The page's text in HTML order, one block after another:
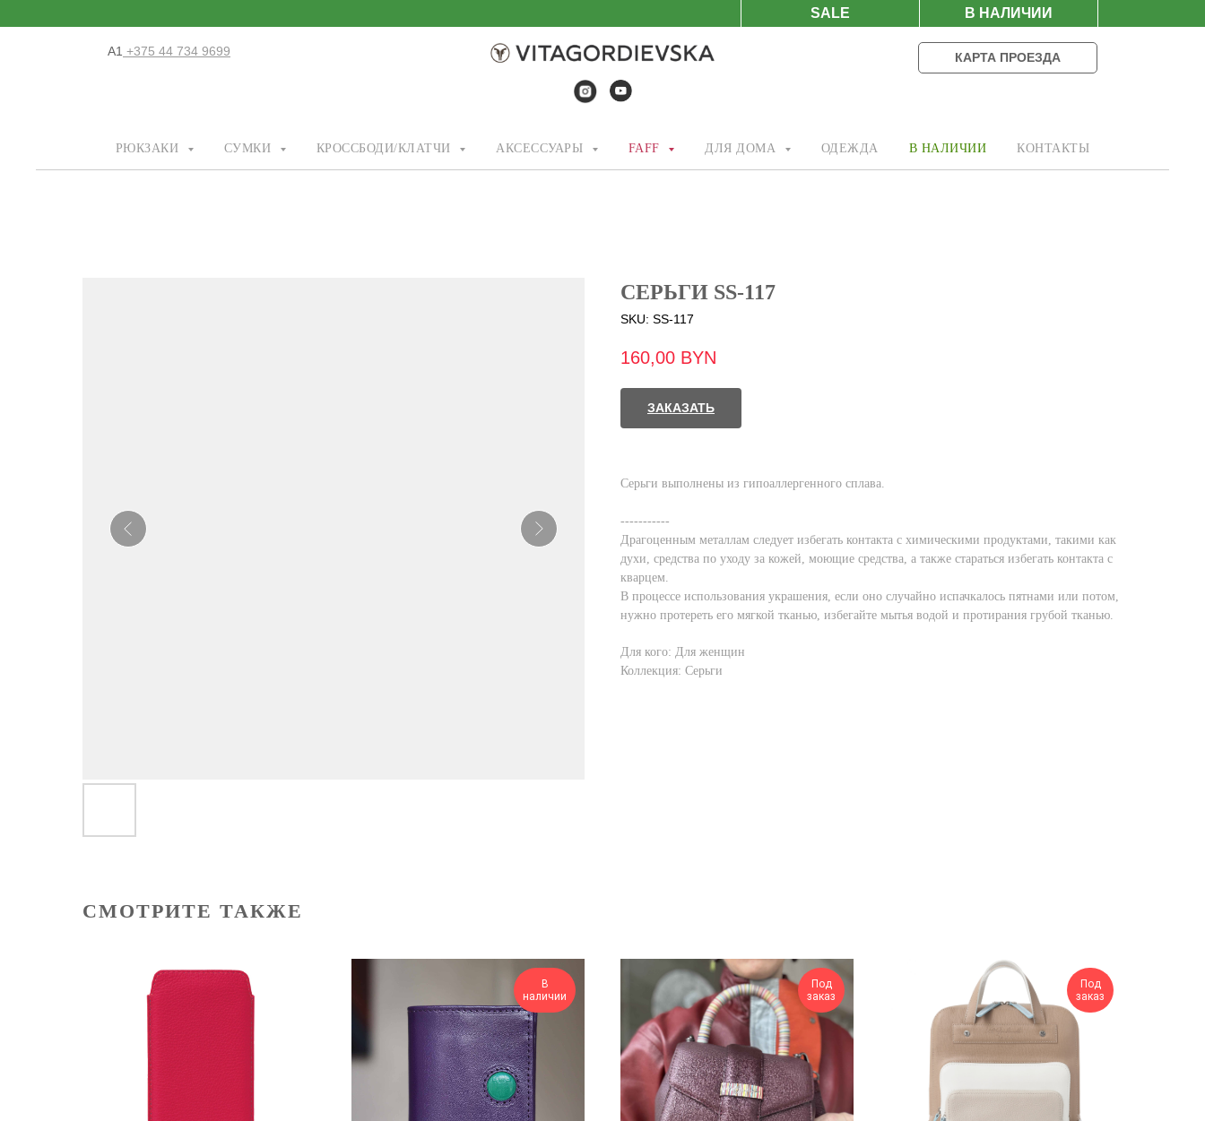
В НАЛИЧИИ
SALE
А1 +375 44 734 9699 КАРТА ПРОЕЗДА
РЮКЗАКИ СУМКИ КРОССБОДИ/КЛАТЧИ АКСЕССУАРЫ FAFF ДЛЯ ДОМА ОДЕЖДА В НАЛИЧИИ КОНТАКТЫ
СЕРЬГИ SS-117
SKU: SS-117
160,00 BYN
ЗАКАЗАТЬ
Серьги выполнены из гипоаллергенного сплава.
-----------
Драгоценным металлам следует избегать контакта с химическими продуктами, такими как
духи, средства по уходу за кожей, моющие средства, а также стараться избегать контакта с
кварцем.
В процессе использования украшения, если оно случайно испачкалось пятнами или потом,
нужно протереть его мягкой тканью, избегайте мытья водой и протирания грубой тканью.
Для кого: Для женщин
Коллекция: Серьги
СМОТРИТЕ ТАКЖЕ
В
наличии
Под
заказ
Под
заказ